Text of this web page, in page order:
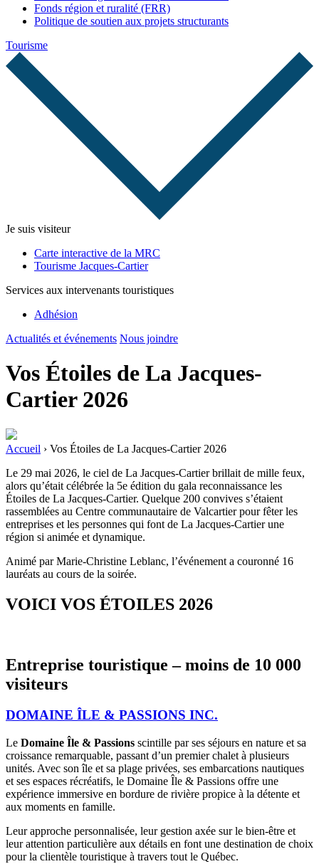
Fonds région et ruralité (FRR)
Politique de soutien aux projets structurants
Tourisme
Je suis visiteur
Carte interactive de la MRC
Tourisme Jacques-Cartier
Services aux intervenants touristiques
Adhésion
Actualités et événements Nous joindre
Vos Étoiles de La Jacques-
Cartier 2026
Accueil › Vos Étoiles de La Jacques-Cartier 2026
Le 29 mai 2026, le ciel de La Jacques-Cartier brillait de mille feux,
alors qu’était célébrée la 5e édition du gala reconnaissance les
Étoiles de La Jacques-Cartier. Quelque 200 convives s’étaient
rassemblées au Centre communautaire de Valcartier pour fêter les
entreprises et les personnes qui font de La Jacques-Cartier une
région si animée et dynamique.
Animé par Marie-Christine Leblanc, l’événement a couronné 16
lauréats au cours de la soirée.
VOICI VOS ÉTOILES 2026
Entreprise touristique – moins de 10 000
visiteurs
DOMAINE ÎLE & PASSIONS INC.
Le Domaine Île & Passions scintille par ses séjours en nature et sa
croissance remarquable, passant d’un premier chalet à plusieurs
unités. Avec son île et sa plage privées, ses embarcations nautiques
et ses espaces récréatifs, le Domaine Île & Passions offre une
expérience immersive en bordure de rivière propice à la détente et
aux moments en famille.
Leur approche personnalisée, leur gestion axée sur le bien-être et
leur attention particulière aux détails en font une destination de choix
pour la clientèle touristique à travers tout le Québec.